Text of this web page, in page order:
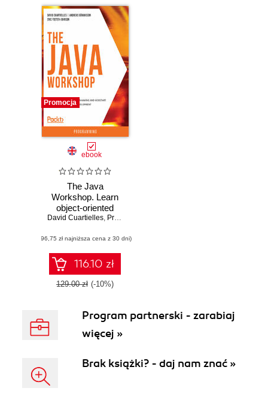
Promocja
ebook
The Java
Workshop. Learn
object-oriented
programming and
career in software
development
David Cuartielles, Pradeep Kumar Gupta
(96,75 zł najniższa cena z 30 dni)
116.10 zł
129.00 zł (-10%)
Program partnerski - zarabiaj
więcej »
Brak książki? - daj nam znać »